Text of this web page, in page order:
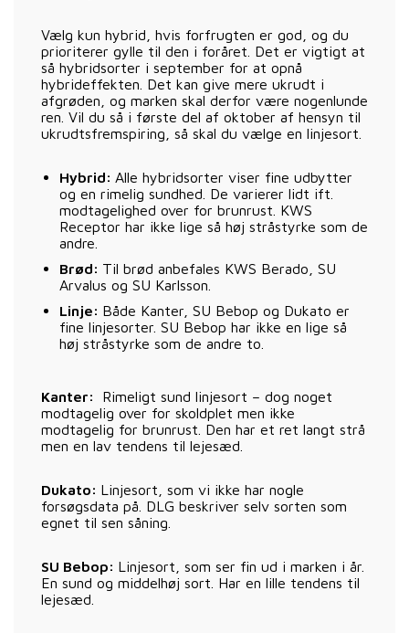
Vælg kun hybrid, hvis forfrugten er god, og du
prioriterer gylle til den i foråret. Det er vigtigt at
så hybridsorter i september for at opnå
hybrideffekten. Det kan give mere ukrudt i
afgrøden, og marken skal derfor være nogenlunde
ren. Vil du så i første del af oktober af hensyn til
ukrudtsfremspiring, så skal du vælge en linjesort.
Hybrid: Alle hybridsorter viser fine udbytter
og en rimelig sundhed. De varierer lidt ift.
modtagelighed over for brunrust. KWS
Receptor har ikke lige så høj stråstyrke som de
andre.
Brød: Til brød anbefales KWS Berado, SU
Arvalus og SU Karlsson.
Linje: Både Kanter, SU Bebop og Dukato er
fine linjesorter. SU Bebop har ikke en lige så
høj stråstyrke som de andre to.
Kanter:
Rimeligt sund linjesort – dog noget
modtagelig over for skoldplet men ikke
modtagelig for brunrust. Den har et ret langt strå
men en lav tendens til lejesæd.
Dukato: Linjesort, som vi ikke har nogle
forsøgsdata på. DLG beskriver selv sorten som
egnet til sen såning.
SU Bebop: Linjesort, som ser fin ud i marken i år.
En sund og middelhøj sort. Har en lille tendens til
lejesæd.